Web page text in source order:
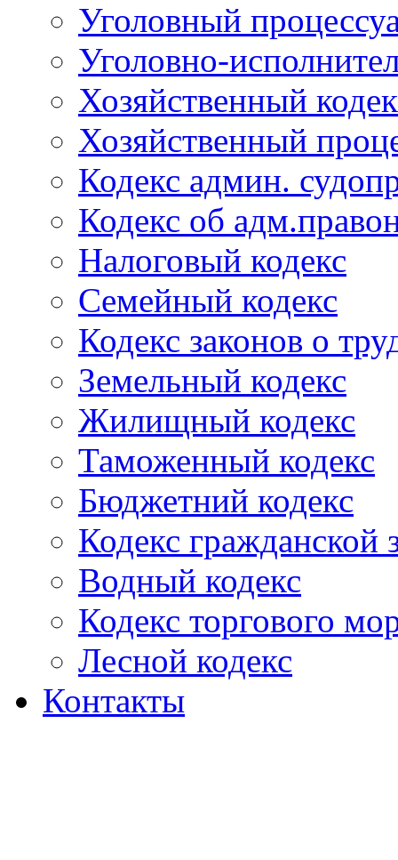
Уголовный
Уголовно-
Хозяйственный
Хозяйственный
Кодекс админ.
Кодекс об
Налоговый кодекс
Семейный кодекс
Кодекс законов о
Земельный кодекс
Жилищный кодекс
Таможенный кодекс
Бюджетний кодекс
Кодекс гражданской
Водный кодекс
Кодекс торгового
Лесной кодекс
Контакты